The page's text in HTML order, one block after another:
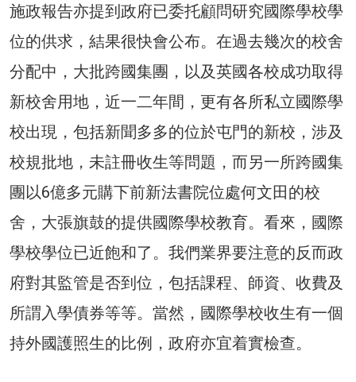
施政報告亦提到政府已委托顧問研究國際學校學
位的供求，結果很快會公布。在過去幾次的校舍
分配中，大批跨國集團，以及英國各校成功取得
新校舍用地，近一二年間，更有各所私立國際學
校出現，包括新聞多多的位於屯門的新校，涉及
校規批地，未註冊收生等問題，而另一所跨國集
團以6億多元購下前新法書院位處何文田的校
舍，大張旗鼓的提供國際學校教育。看來，國際
學校學位已近飽和了。我們業界要注意的反而政
府對其監管是否到位，包括課程、師資、收費及
所謂入學債券等等。當然，國際學校收生有一個
持外國護照生的比例，政府亦宜着實檢查。